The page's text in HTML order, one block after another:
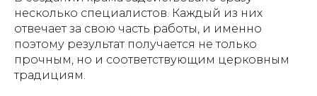
несколько специалистов. Каждый из них
отвечает за свою часть работы, и именно
поэтому результат получается не только
прочным, но и соответствующим церковным
традициям.